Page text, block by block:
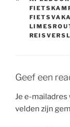
Geef een
Je e-
velden zijn